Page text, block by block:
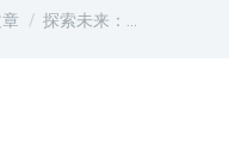
探索未来：…